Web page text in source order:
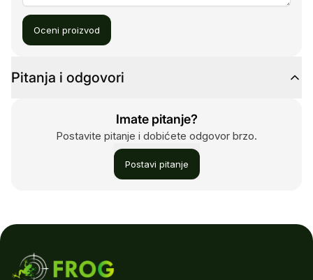
Oceni proizvod
Pitanja i odgovori
Imate pitanje?
Postavite pitanje i dobićete odgovor brzo.
Postavi pitanje